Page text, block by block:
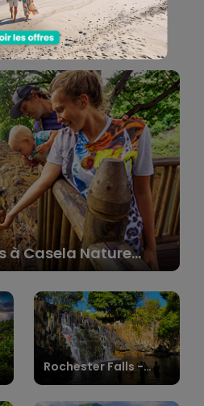
et Parcs
à Casela Nature
Rochester Falls -
Célèbre Cascade à